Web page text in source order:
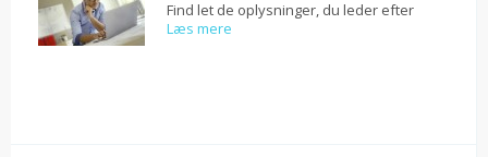
Find let de oplysninger, du leder efter
Læs mere